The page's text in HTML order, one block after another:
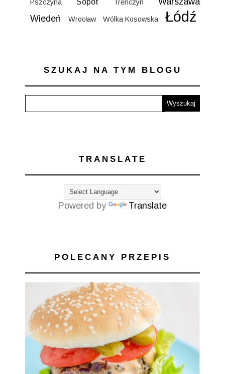
Pszczyna Trenczyn
Wiedeń
Wrocław Wólka Kosowska Łódź
SZUKAJ NA TYM BLOGU
TRANSLATE
Powered by Translate
POLECANY PRZEPIS